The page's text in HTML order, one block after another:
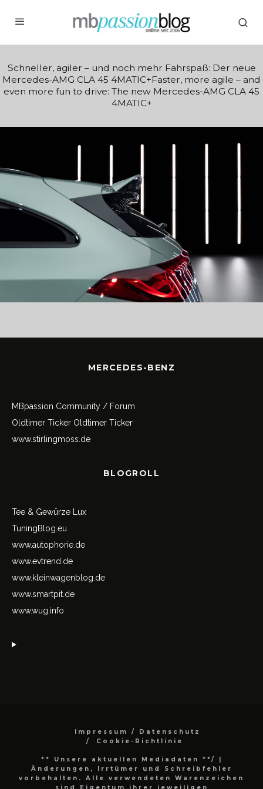
Schneller, agiler – und noch mehr Fahrspaß: Der neue
Mercedes-AMG CLA 45 4MATIC+Faster, more agile – and
even more fun to drive: The new Mercedes-AMG CLA 45
4MATIC+
MERCEDES-BENZ
MBpassion Community / Forum
Oldtimer Ticker Oldtimer Ticker
www.stirlingmoss.de
BLOGROLL
Tee & Gewürze Lux
TuningBlog.eu
www.autophorie.de
www.evtrend.de
www.kleinwagenblog.de
www.smartpit.de
www.wug.info
Impressum / Datenschutz
Cookie-Richtlinie
** Unsere aktuellen Mediadaten **/
|
Änderungen, Irrtümer und Schreibfehler
vorbehalten. Alle verwendeten Warenzeichen
sind Eigentum ihrer jeweiligen